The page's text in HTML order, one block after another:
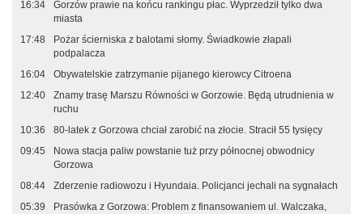
16:34
Gorzów prawie na końcu rankingu płac. Wyprzedził tylko dwa
miasta
17:48
Pożar ścierniska z balotami słomy. Świadkowie złapali
podpalacza
16:04
Obywatelskie zatrzymanie pijanego kierowcy Citroena
12:40
Znamy trasę Marszu Równości w Gorzowie. Będą utrudnienia w
ruchu
10:36
80-latek z Gorzowa chciał zarobić na złocie. Stracił 55 tysięcy
09:45
Nowa stacja paliw powstanie tuż przy północnej obwodnicy
Gorzowa
08:44
Zderzenie radiowozu i Hyundaia. Policjanci jechali na sygnałach
05:39
Prasówka z Gorzowa: Problem z finansowaniem ul. Walczaka,